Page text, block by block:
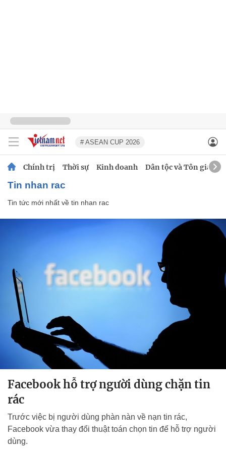
# ASEAN CUP 2026
Chính trị Thời sự Kinh doanh Dân tộc và Tôn giáo
tin nhan rac
Tin tức mới nhất về tin nhan rac
Facebook hỗ trợ người dùng chặn tin
rác
Trước việc bị người dùng phàn nàn về nạn tin rác,
Facebook vừa thay đổi thuật toán chọn tin để hỗ trợ người
dùng.